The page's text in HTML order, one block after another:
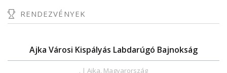
RENDEZVÉNYEK
Ajka Városi Kispályás Labdarúgó Bajnokság
. | Ajka, Magyarország